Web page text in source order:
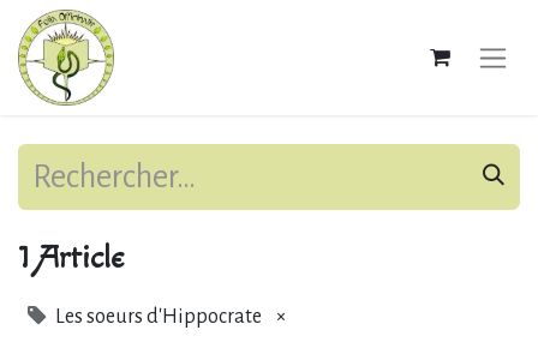
1 Article
Les soeurs d'Hippocrate ×